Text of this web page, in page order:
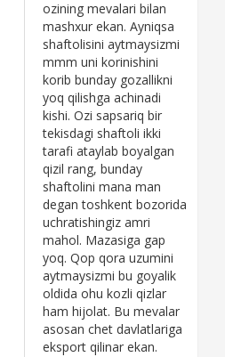
ozining mevalari bilan
mashxur ekan. Ayniqsa
shaftolisini aytmaysizmi
mmm uni korinishini
korib bunday gozallikni
yoq qilishga achinadi
kishi. Ozi sapsariq bir
tekisdagi shaftoli ikki
tarafi ataylab boyalgan
qizil rang, bunday
shaftolini mana man
degan toshkent bozorida
uchratishingiz amri
mahol. Mazasiga gap
yoq. Qop qora uzumini
aytmaysizmi bu goyalik
oldida ohu kozli qizlar
ham hijolat. Bu mevalar
asosan chet davlatlariga
eksport qilinar ekan.